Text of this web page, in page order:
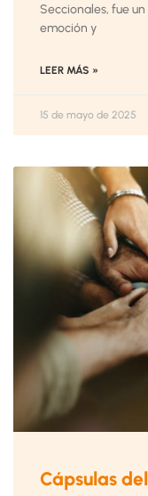
Seccionales, fue
emoción y
LEER MÁS »
15 de mayo de 2025
Cápsulas